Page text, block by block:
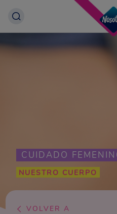
CUIDADO
NUESTRO CUERPO
VOLVER A